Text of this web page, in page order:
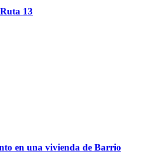
13
en una vivienda de Barrio